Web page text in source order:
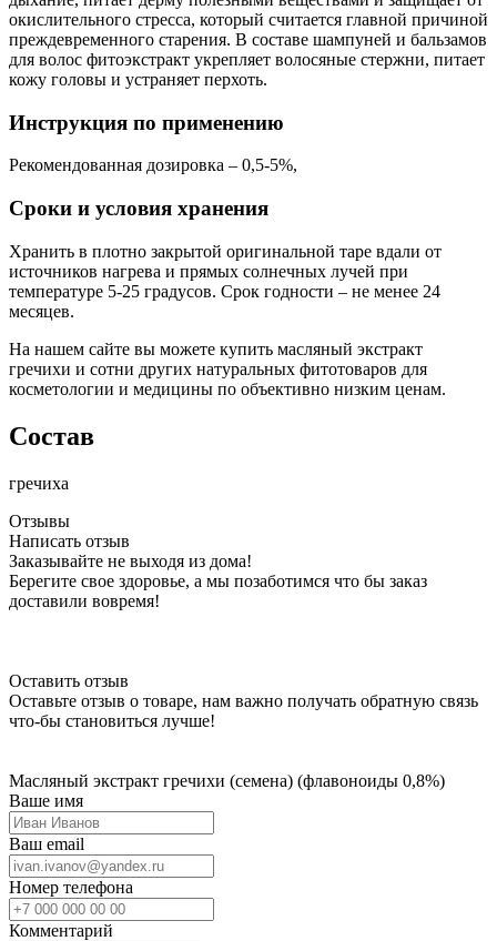
окислительного стресса, который считается главной причиной
преждевременного старения. В составе шампуней и бальзамов
для волос фитоэкстракт укрепляет волосяные стержни, питает
кожу головы и устраняет перхоть.
Инструкция по применению
Рекомендованная дозировка – 0,5-5%,
Сроки и условия хранения
Хранить в плотно закрытой оригинальной таре вдали от
источников нагрева и прямых солнечных лучей при
температуре 5-25 градусов. Срок годности – не менее 24
месяцев.
На нашем сайте вы можете купить масляный экстракт
гречихи и сотни других натуральных фитотоваров для
косметологии и медицины по объективно низким ценам.
Состав
гречиха
Отзывы
Написать отзыв
Заказывайте не выходя из дома!
Берегите свое здоровье, а мы позаботимся что бы заказ
доставили вовремя!
Оставить отзыв
Оставьте отзыв о товаре, нам важно получать обратную связь
что-бы становиться лучше!
Масляный экстракт гречихи (семена) (флавоноиды 0,8%)
Ваше имя
Ваш email
Номер телефона
Комментарий